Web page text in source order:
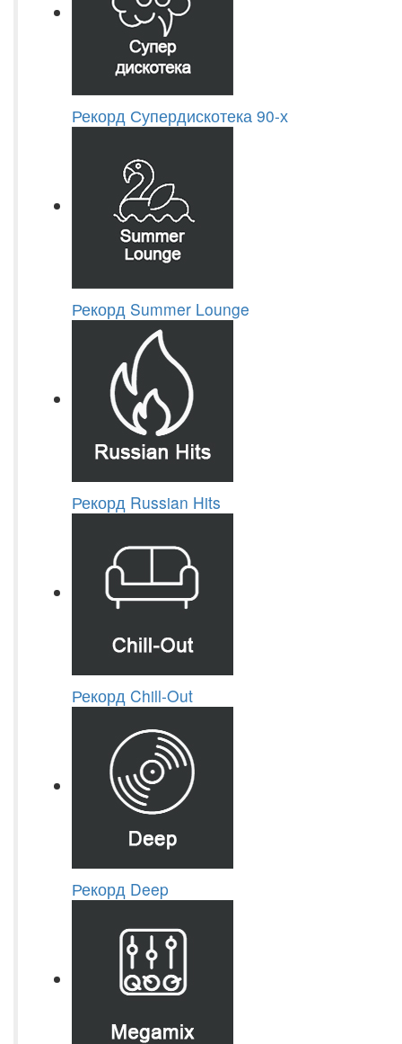
Рекорд Супердискотека 90-х
Рекорд Summer Lounge
Рекорд Russian Hits
Рекорд Chill-Out
Рекорд Deep